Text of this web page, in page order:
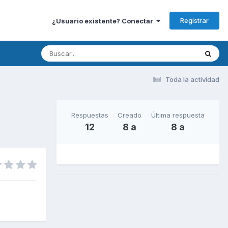
¿Usuario existente? Conectar Registrar
Toda la actividad
Respuestas
12
Creado
8 a
Última respuesta
8 a